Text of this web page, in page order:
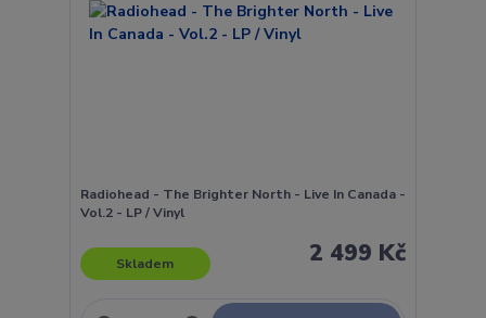
Radiohead - The Brighter North - Live In Canada -
Vol.2 - LP / Vinyl
2 499 Kč
Skladem